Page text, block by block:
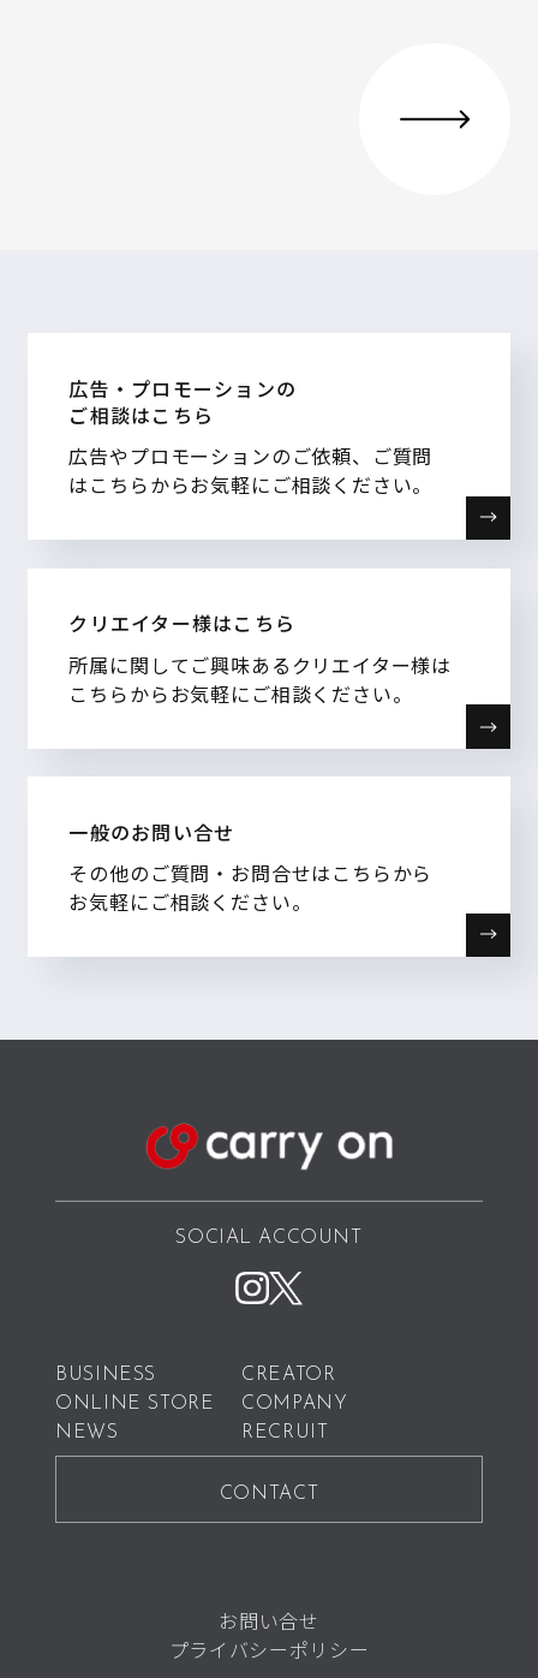
広告・プロモーションの
ご相談はこちら
広告やプロモーションのご依頼、ご質問
はこちらからお気軽にご相談ください。
クリエイター様はこちら
所属に関してご興味あるクリエイター様は
こちらからお気軽にご相談ください。
一般のお問い合せ
その他のご質問・お問合せはこちらから
お気軽にご相談ください。
SOCIAL ACCOUNT
BUSINESS
CREATOR
ONLINE STORE
COMPANY
NEWS
RECRUIT
CONTACT
お問い合せ
プライバシーポリシー